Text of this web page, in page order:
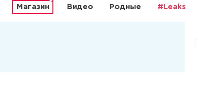
Магазин Видео Родные #Leaks